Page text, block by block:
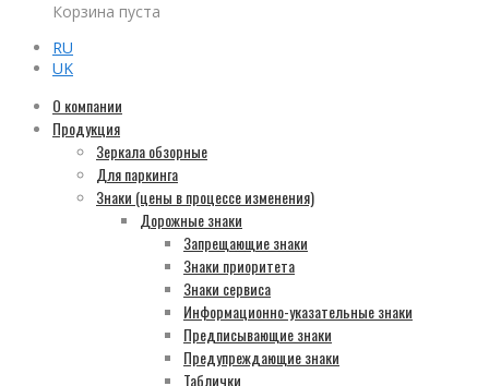
Корзина пуста
RU
UK
О компании
Продукция
Зеркала обзорные
Для паркинга
Знаки (цены в процессе изменения)
Дорожные знаки
Запрещающие знаки
Знаки приоритета
Знаки сервиса
Информационно-указательные знаки
Предписывающие знаки
Предупреждающие знаки
Таблички